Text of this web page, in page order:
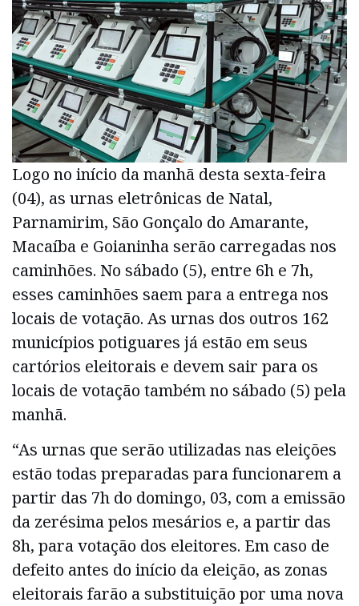
Logo no início da manhã desta sexta-feira
(04), as urnas eletrônicas de Natal,
Parnamirim, São Gonçalo do Amarante,
Macaíba e Goianinha serão carregadas nos
caminhões. No sábado (5), entre 6h e 7h,
esses caminhões saem para a entrega nos
locais de votação. As urnas dos outros 162
municípios potiguares já estão em seus
cartórios eleitorais e devem sair para os
locais de votação também no sábado (5) pela
manhã.
“As urnas que serão utilizadas nas eleições
estão todas preparadas para funcionarem a
partir das 7h do domingo, 03, com a emissão
da zerésima pelos mesários e, a partir das
8h, para votação dos eleitores. Em caso de
defeito antes do início da eleição, as zonas
eleitorais farão a substituição por uma nova